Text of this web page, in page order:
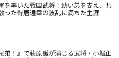
を率いた戦国武将！幼い弟を支え、共
った得居通幸の波乱に満ちた生涯
弟！』で萩原護が演じる武将・小堀正